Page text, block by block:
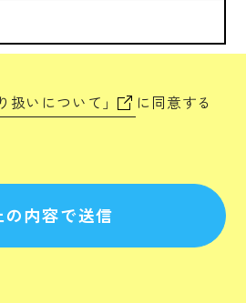
扱いについて」 に同意する
の内容で送信